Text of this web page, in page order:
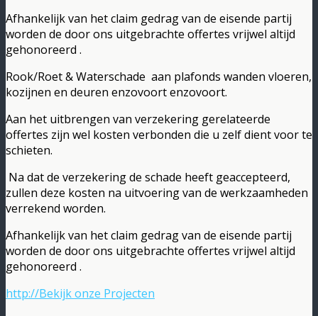
Afhankelijk van het claim gedrag van de eisende partij
worden de door ons uitgebrachte offertes vrijwel altijd
gehonoreerd .
Rook/Roet & Waterschade aan plafonds wanden vloeren,
kozijnen en deuren enzovoort enzovoort.
Aan het uitbrengen van verzekering gerelateerde
offertes zijn wel kosten verbonden die u zelf dient voor te
schieten.
Na dat de verzekering de schade heeft geaccepteerd,
zullen deze kosten na uitvoering van de werkzaamheden
verrekend worden.
Afhankelijk van het claim gedrag van de eisende partij
worden de door ons uitgebrachte offertes vrijwel altijd
gehonoreerd .
http://Bekijk onze Projecten